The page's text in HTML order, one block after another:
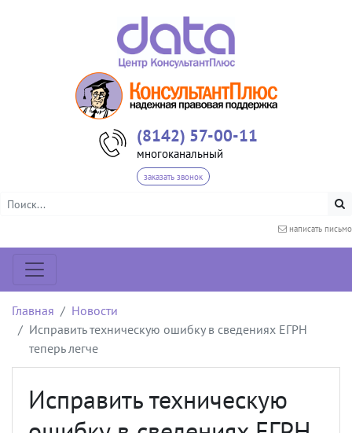
(8142) 57-00-11
многоканальный
заказать звонок
написать письмо
Главная
Новости
Исправить техническую ошибку в сведениях ЕГРН
теперь легче
Исправить техническую